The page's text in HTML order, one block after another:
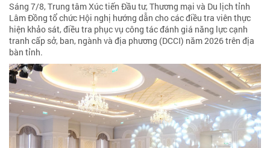
Sáng 7/8, Trung tâm Xúc tiến Đầu tư, Thương mại và Du lịch tỉnh
Lâm Đồng tổ chức Hội nghị hướng dẫn cho các điều tra viên thực
hiện khảo sát, điều tra phục vụ công tác đánh giá năng lực cạnh
tranh cấp sở, ban, ngành và địa phương (DCCI) năm 2026 trên địa
bàn tỉnh.